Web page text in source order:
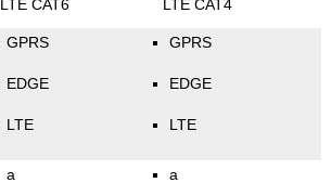
LTE CAT6 LTE CAT4
GPRS
EDGE
LTE
GPRS
EDGE
LTE
a a